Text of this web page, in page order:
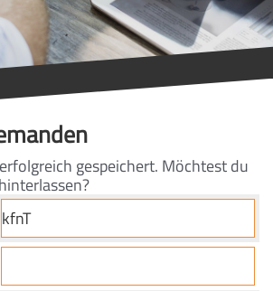
gespeichert. Möchtest du